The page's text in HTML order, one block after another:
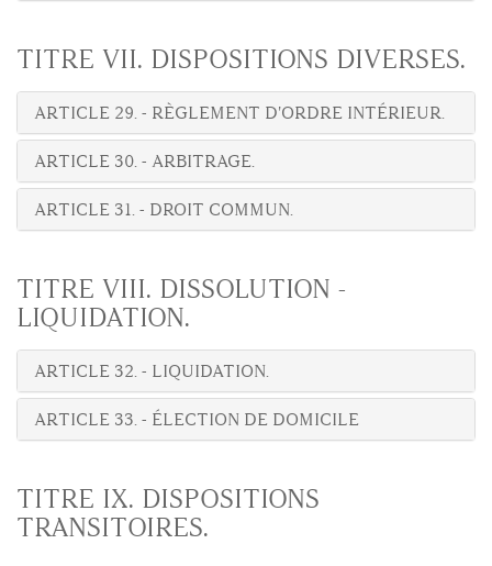
TITRE VII. DISPOSITIONS DIVERSES.
ARTICLE 29. - RÈGLEMENT D'ORDRE INTÉRIEUR.
ARTICLE 30. - ARBITRAGE.
ARTICLE 31. - DROIT COMMUN.
TITRE VIII. DISSOLUTION -
LIQUIDATION.
ARTICLE 32. - LIQUIDATION.
ARTICLE 33. - ÉLECTION DE DOMICILE
TITRE IX. DISPOSITIONS
TRANSITOIRES.